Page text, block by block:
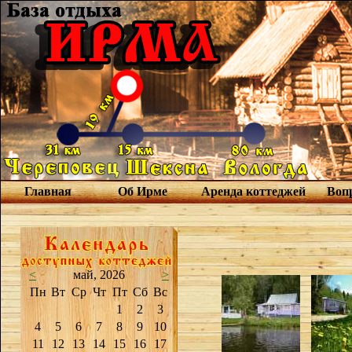
Главная Об Ирме Аренда коттеджей
< май, 2026
>
Пн Вт Ср Чт Пт Сб Вс
1
2
3
4
5 6 7 8 9
10
11
12 13 14 15 16
17